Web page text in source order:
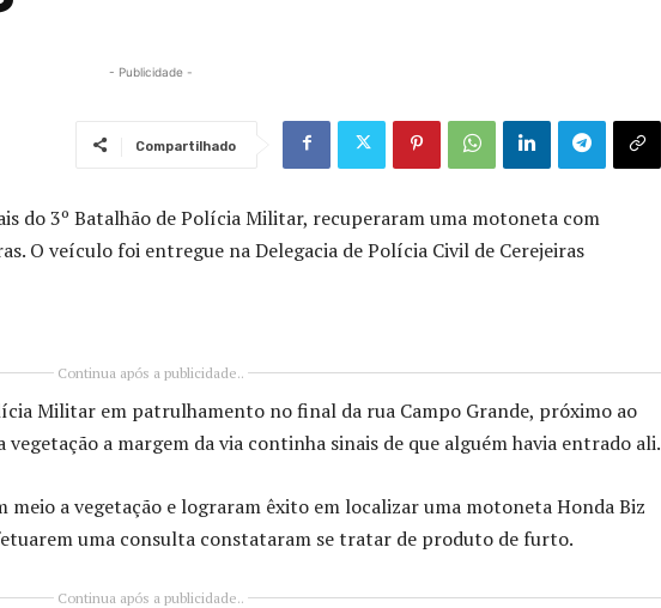
- Publicidade -
Compartilhado
do 3º Batalhão de Polícia Militar, recuperaram uma motoneta com
O veículo foi entregue na Delegacia de Polícia Civil de Cerejeiras
Continua após a publicidade..
Militar em patrulhamento no final da rua Campo Grande, próximo ao
vegetação a margem da via continha sinais de que alguém havia entrado ali.
meio a vegetação e lograram êxito em localizar uma motoneta Honda Biz
uma consulta constataram se tratar de produto de furto.
Continua após a publicidade..